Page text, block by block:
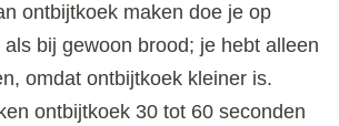
ontbijtkoek maken doe je op
bij gewoon brood; je hebt alleen
omdat ontbijtkoek kleiner is.
ontbijtkoek 30 tot 60 seconden